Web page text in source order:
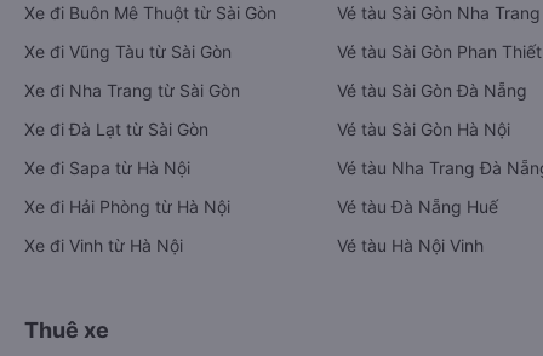
Xe đi Buôn Mê Thuột từ Sài Gòn
Xe đi Vũng Tàu từ Sài Gòn
Xe đi Nha Trang từ Sài Gòn
Xe đi Đà Lạt từ Sài Gòn
Xe đi Sapa từ Hà Nội
Xe đi Hải Phòng từ Hà Nội
Xe đi Vinh từ Hà Nội
Vé tàu Sài Gòn Nha Trang
Vé tàu Sài Gòn Phan Thiết
Vé tàu Sài Gòn Đà Nẵng
Vé tàu Sài Gòn Hà Nội
Vé tàu Nha Trang Đà
Vé tàu Đà Nẵng Huế
Vé tàu Hà Nội Vinh
Thuê xe